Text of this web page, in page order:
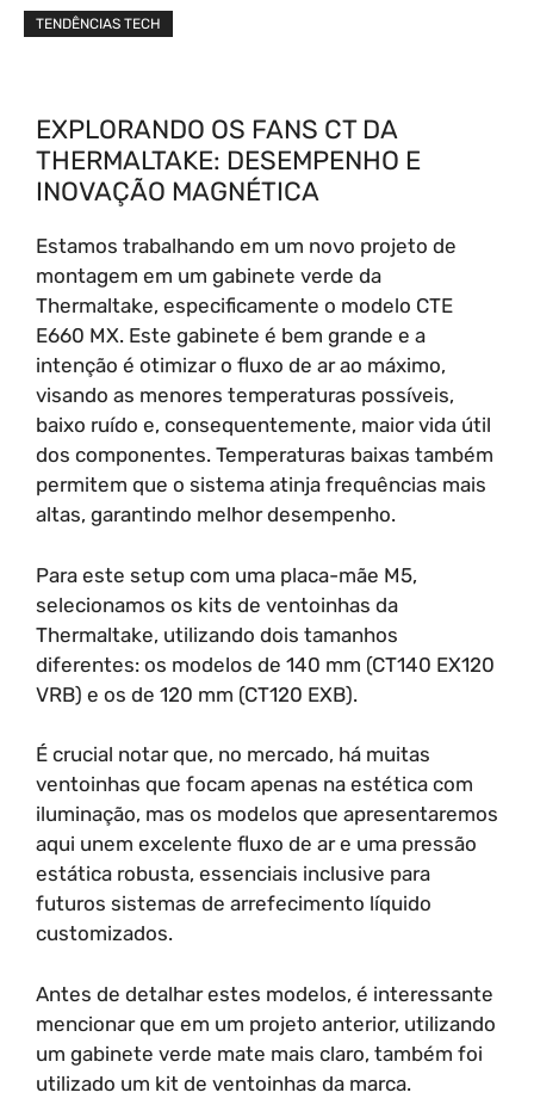
TENDÊNCIAS TECH
EXPLORANDO OS FANS CT DA
THERMALTAKE: DESEMPENHO E
INOVAÇÃO MAGNÉTICA
Estamos trabalhando em um novo projeto de
montagem em um gabinete verde da
Thermaltake, especificamente o modelo CTE
E660 MX. Este gabinete é bem grande e a
intenção é otimizar o fluxo de ar ao máximo,
visando as menores temperaturas possíveis,
baixo ruído e, consequentemente, maior vida útil
dos componentes. Temperaturas baixas também
permitem que o sistema atinja frequências mais
altas, garantindo melhor desempenho.
Para este setup com uma placa-mãe M5,
selecionamos os kits de ventoinhas da
Thermaltake, utilizando dois tamanhos
diferentes: os modelos de 140 mm (CT140 EX120
VRB) e os de 120 mm (CT120 EXB).
É crucial notar que, no mercado, há muitas
ventoinhas que focam apenas na estética com
iluminação, mas os modelos que apresentaremos
aqui unem excelente fluxo de ar e uma pressão
estática robusta, essenciais inclusive para
futuros sistemas de arrefecimento líquido
customizados.
Antes de detalhar estes modelos, é interessante
mencionar que em um projeto anterior, utilizando
um gabinete verde mate mais claro, também foi
utilizado um kit de ventoinhas da marca.